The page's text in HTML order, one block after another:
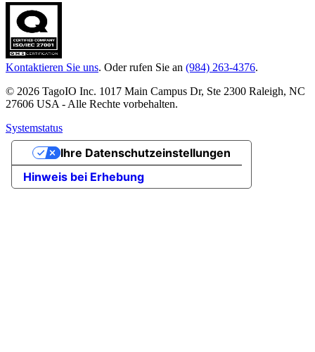
Kontaktieren Sie uns. Oder rufen Sie an (984) 263-4376.
© 2026 TagoIO Inc. 1017 Main Campus Dr, Ste 2300 Raleigh, NC
27606 USA - Alle Rechte vorbehalten.
Systemstatus
Hinweis bei Erhebung
Ihre Datenschutzeinstellungen